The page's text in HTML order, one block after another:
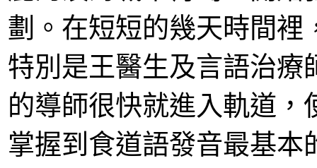
劃。在短短的幾天時間裡
特別是王醫生及言語治療
的導師很快就進入軌道
掌握到食道語發音最基本